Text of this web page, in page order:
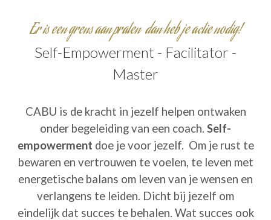
Er is een grens aan praten dan heb je actie nodig!
Self-Empowerment - Facilitator -
Master
CABU is de kracht in jezelf helpen ontwaken
onder begeleiding van een coach. Self-
empowerment doe je voor jezelf. Om je rust te
bewaren en vertrouwen te voelen, te leven met
energetische balans om leven van je wensen en
verlangens te leiden. Dicht bij jezelf om
eindelijk dat succes te behalen. Wat succes ook